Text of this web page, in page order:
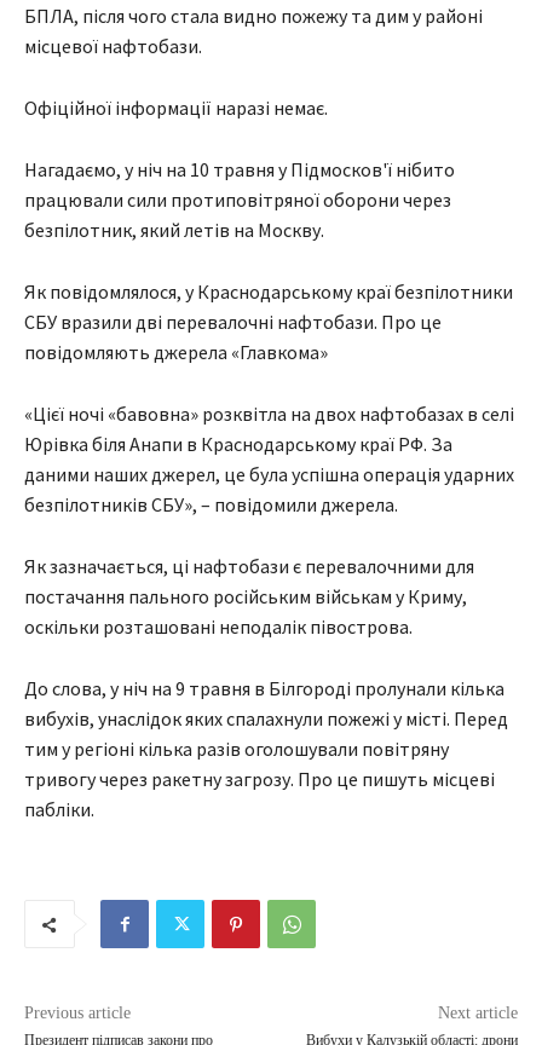
БПЛА, після чого стала видно пожежу та дим у районі
місцевої нафтобази.
Офіційної інформації наразі немає.
Нагадаємо, у ніч на 10 травня у Підмосков'ї нібито
працювали сили протиповітряної оборони через
безпілотник, який летів на Москву.
Як повідомлялося, у Краснодарському краї безпілотники
СБУ вразили дві перевалочні нафтобази. Про це
повідомляють джерела «Главкома»
«Цієї ночі «бавовна» розквітла на двох нафтобазах в селі
Юрівка біля Анапи в Краснодарському краї РФ. За
даними наших джерел, це була успішна операція ударних
безпілотників СБУ», – повідомили джерела.
Як зазначається, ці нафтобази є перевалочними для
постачання пального російським військам у Криму,
оскільки розташовані неподалік півострова.
До слова, у ніч на 9 травня в Білгороді пролунали кілька
вибухів, унаслідок яких спалахнули пожежі у місті. Перед
тим у регіоні кілька разів оголошували повітряну
тривогу через ракетну загрозу. Про це пишуть місцеві
пабліки.
Previous article
Президент підписав закони про
Next article
Вибухи у Калузькій області: дрони